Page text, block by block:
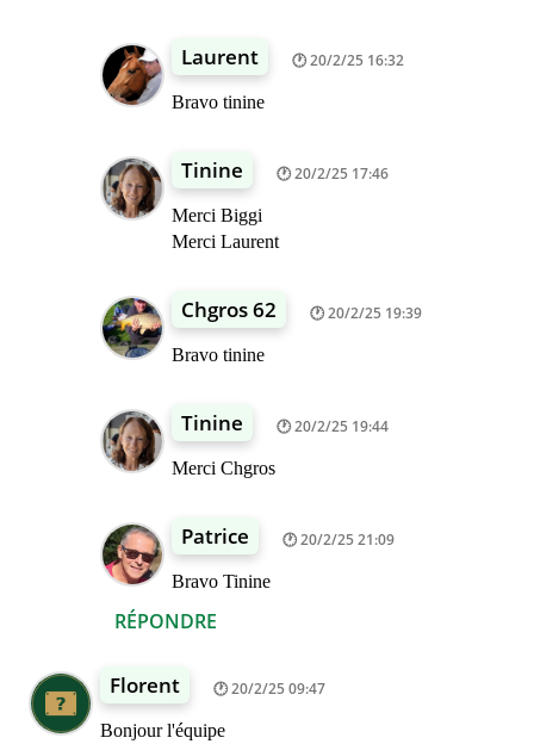
RÉPONDRE
Laurent 20/2/25 16:32
Bravo tinine
Tinine 20/2/25 17:46
Merci Biggi
Merci Laurent
Chgros 62 20/2/25 19:39
Bravo tinine
Tinine 20/2/25 19:44
Merci Chgros
Patrice 20/2/25 21:09
Bravo Tinine
Florent 20/2/25 09:47
Bonjour l'équipe